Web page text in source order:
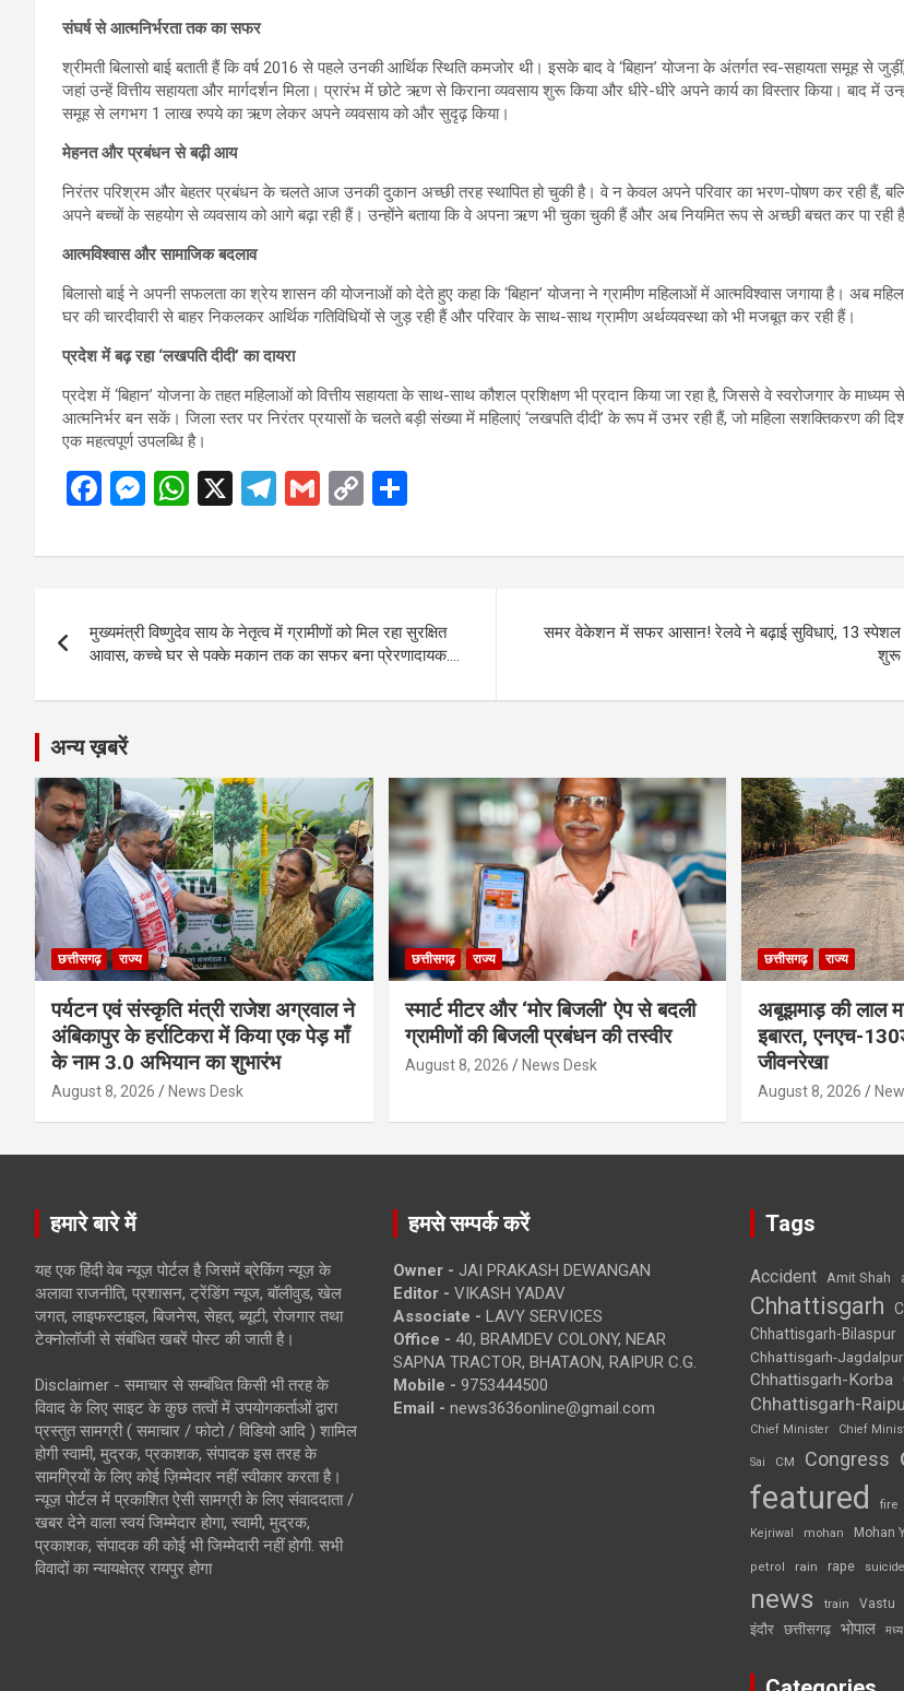
संघर्ष से आत्मनिर्भरता तक का सफर
श्रीमती बिलासो बाई बताती हैं कि वर्ष 2016 से पहले उनकी आर्थिक स्थिति कमजोर थी। इसके बाद वे ‘बिहान’ योजना के अंतर्गत स्व-सहायता समूह से जुड़ीं,
जहां उन्हें वित्तीय सहायता और मार्गदर्शन मिला। प्रारंभ में छोटे ऋण से किराना व्यवसाय शुरू किया और धीरे-धीरे अपने कार्य का विस्तार किया। बाद में
समूह से लगभग 1 लाख रुपये का ऋण लेकर अपने व्यवसाय को और सुदृढ़ किया।
मेहनत और प्रबंधन से बढ़ी आय
निरंतर परिश्रम और बेहतर प्रबंधन के चलते आज उनकी दुकान अच्छी तरह स्थापित हो चुकी है। वे न केवल अपने परिवार का भरण-पोषण कर रही हैं,
अपने बच्चों के सहयोग से व्यवसाय को आगे बढ़ा रही हैं। उन्होंने बताया कि वे अपना ऋण भी चुका चुकी हैं और अब नियमित रूप से अच्छी बचत कर पा रही
आत्मविश्वास और सामाजिक बदलाव
बिलासो बाई ने अपनी सफलता का श्रेय शासन की योजनाओं को देते हुए कहा कि ‘बिहान’ योजना ने ग्रामीण महिलाओं में आत्मविश्वास जगाया है। अब
घर की चारदीवारी से बाहर निकलकर आर्थिक गतिविधियों से जुड़ रही हैं और परिवार के साथ-साथ ग्रामीण अर्थव्यवस्था को भी मजबूत कर रही हैं।
प्रदेश में बढ़ रहा ‘लखपति दीदी’ का दायरा
प्रदेश में ‘बिहान’ योजना के तहत महिलाओं को वित्तीय सहायता के साथ-साथ कौशल प्रशिक्षण भी प्रदान किया जा रहा है, जिससे वे स्वरोजगार के माध्यम से
आत्मनिर्भर बन सकें। जिला स्तर पर निरंतर प्रयासों के चलते बड़ी संख्या में महिलाएं ‘लखपति दीदी’ के रूप में उभर रही हैं, जो महिला सशक्तिकरण की
एक महत्वपूर्ण उपलब्धि है।
F
ce
o
o
k
M
se
g
er
W
at
A
p
p
X
T
e
a
m
G
ail
C
py
n
k
ar
navigation
मुख्यमंत्री विष्णुदेव साय के नेतृत्व में ग्रामीणों को मिल रहा सुरक्षित
आवास, कच्चे घर से पक्के मकान तक का सफर बना प्रेरणादायक….
समर वेकेशन में सफर आसान! रेलवे ने बढ़ाई सुविधाएं, 13 स्पेशल
शुरू
अन्य ख़बरें
छत्तीसगढ़ राज्य
पर्यटन एवं संस्कृति मंत्री राजेश अग्रवाल ने
अंबिकापुर के हर्राटिकरा में किया एक पेड़ माँ
के नाम 3.0 अभियान का शुभारंभ
August 8, 2026 News Desk
छत्तीसगढ़ राज्य
स्मार्ट मीटर और ‘मोर बिजली’ ऐप से बदली
ग्रामीणों की बिजली प्रबंधन की तस्वीर
August 8, 2026 News Desk
छत्तीसगढ़ राज्य
अबूझमाड़ की लाल
इबारत, एनएच-
जीवनरेखा
August 8, 2026
हमारे बारे में
यह एक हिंदी वेब न्यूज़ पोर्टल है जिसमें ब्रेकिंग न्यूज़ के
अलावा राजनीति, प्रशासन, ट्रेंडिंग न्यूज, बॉलीवुड, खेल
जगत, लाइफस्टाइल, बिजनेस, सेहत, ब्यूटी, रोजगार तथा
टेक्नोलॉजी से संबंधित खबरें पोस्ट की जाती है।
Disclaimer - समाचार से सम्बंधित किसी भी तरह के
विवाद के लिए साइट के कुछ तत्वों में उपयोगकर्ताओं द्वारा
प्रस्तुत सामग्री ( समाचार / फोटो / विडियो आदि ) शामिल
होगी स्वामी, मुद्रक, प्रकाशक, संपादक इस तरह के
सामग्रियों के लिए कोई ज़िम्मेदार नहीं स्वीकार करता है।
न्यूज़ पोर्टल में प्रकाशित ऐसी सामग्री के लिए संवाददाता /
खबर देने वाला स्वयं जिम्मेदार होगा, स्वामी, मुद्रक,
प्रकाशक, संपादक की कोई भी जिम्मेदारी नहीं होगी. सभी
विवादों का न्यायक्षेत्र रायपुर होगा
हमसे सम्पर्क करें
Owner - JAI PRAKASH DEWANGAN
Editor - VIKASH YADAV
Associate - LAVY SERVICES
Office - 40, BRAMDEV COLONY, NEAR
SAPNA TRACTOR, BHATAON, RAIPUR C.G.
Mobile - 9753444500
Email - news3636online@gmail.com
Tags
Accident Amit Shah
Chhattisgarh
Chhattisgarh-Bilaspur
Chhattisgarh-Jagdalpur
Chhattisgarh-Korba
Chhattisgarh-
Chief Minister
Chief
Sai CM Congress
featured fire
Kejriwal mohan Mohan
petrol rain rape suicide
news
train Vastu
इंदौर छत्तीसगढ़ भोपाल